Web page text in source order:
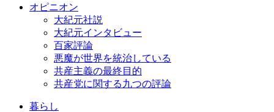
オピニオン
大紀元社説
大紀元インタビュー
百家評論
悪魔が世界を統治している
共産主義の最終目的
共産党に関する九つの評論
暮らし